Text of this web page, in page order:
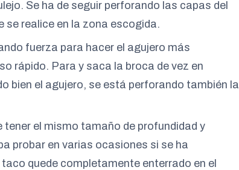
Se ha de seguir perforando las capas del
se realice en la zona escogida.
fuerza para hacer el agujero más
rápido. Para y saca la broca de vez en
bien el agujero, se está perforando también la
tener el mismo tamaño de profundidad y
probar en varias ocasiones si se ha
quede completamente enterrado en el